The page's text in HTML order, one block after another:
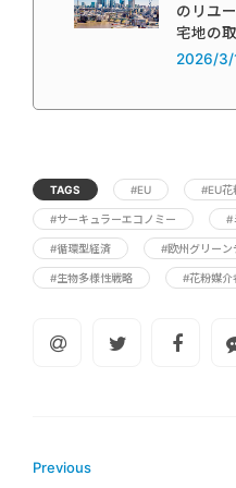
のリユ
宅地の
2026/3/
TAGS #EU #EU花
#サーキュラーエコノミー #
#循環型経済 #欧州グリーン
#生物多様性戦略 #花粉媒介
Previous